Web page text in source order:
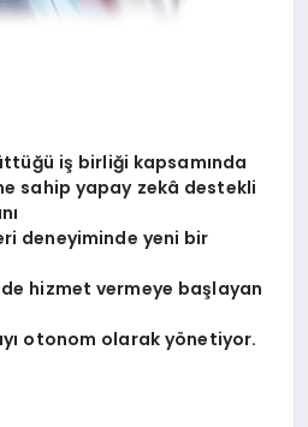
iş birliği kapsamında
sahip yapay zekâ destekli
deneyiminde yeni bir
hizmet vermeye başlayan
otonom olarak yönetiyor.